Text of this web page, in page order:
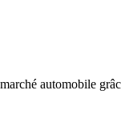
automobile